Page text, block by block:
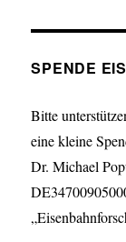
SPENDE
Bitte
eine kleine
Dr. Michael